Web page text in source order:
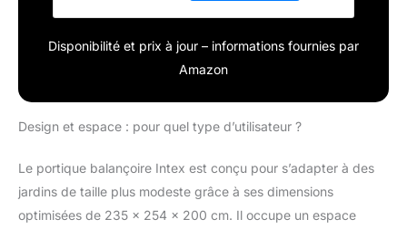
Disponibilité et prix à jour – informations fournies par
Amazon
Design et espace : pour quel type d’utilisateur ?
Le portique balançoire Intex est conçu pour s’adapter à des
jardins de taille plus modeste grâce à ses dimensions
optimisées de 235 x 254 x 200 cm. Il occupe un espace